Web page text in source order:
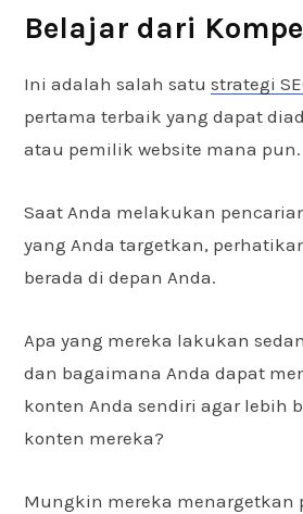
Belajar dari
Ini adalah salah satu strategi
pertama terbaik yang dapat
atau pemilik website mana pun.
Saat Anda melakukan
yang Anda targetkan,
berada di depan Anda.
Apa yang mereka lakukan
dan bagaimana Anda dapat
konten Anda sendiri agar lebih
konten mereka?
Mungkin mereka